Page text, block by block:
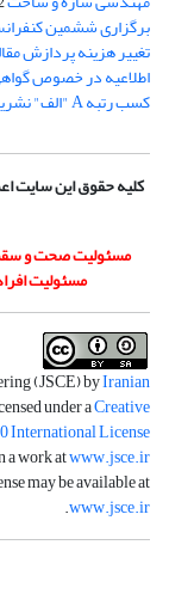
برگزاری ششمین
تغییر هزینه پردازش
اطلاعیه در خصوص
کسب رتبه A "الف" نشریه مهندسی سازه و ساخت
کلیه حقوق این سایت
مسئولیت صحت و سقم
مسئولیت
(JSCE) byIranian
under aCreative
License
a work atwww.jsce.ir
may be available at
www.jsce.ir
.